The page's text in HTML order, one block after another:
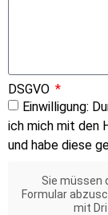
DSGVO
Einwilligung:
ich mich mit den
und habe diese
Sie müssen
Formular
mit